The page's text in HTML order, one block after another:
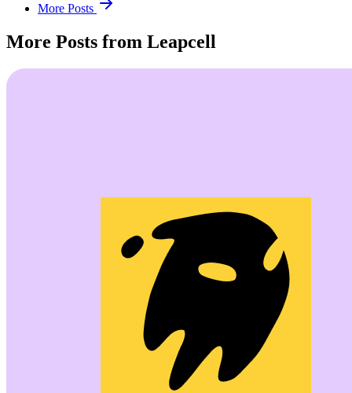
More Posts
More Posts from Leapcell